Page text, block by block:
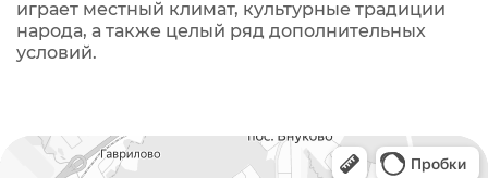
играет местный климат, культурные традиции
народа, а также целый ряд дополнительных
условий.